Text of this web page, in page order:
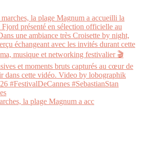
la plage Magnum a acc